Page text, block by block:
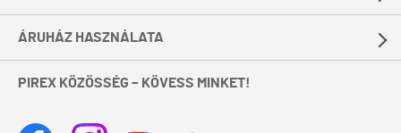
ÁRUHÁZ HASZNÁLATA
PIREX KÖZÖSSÉG – KÖVESS MINKET!